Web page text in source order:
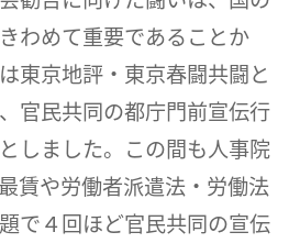
わめて重要であることか
東京地評・東京春闘共闘と
官民共同の都庁門前宣伝行
しました。この間も人事院
賃や労働者派遣法・労働法
で４回ほど官民共同の宣伝